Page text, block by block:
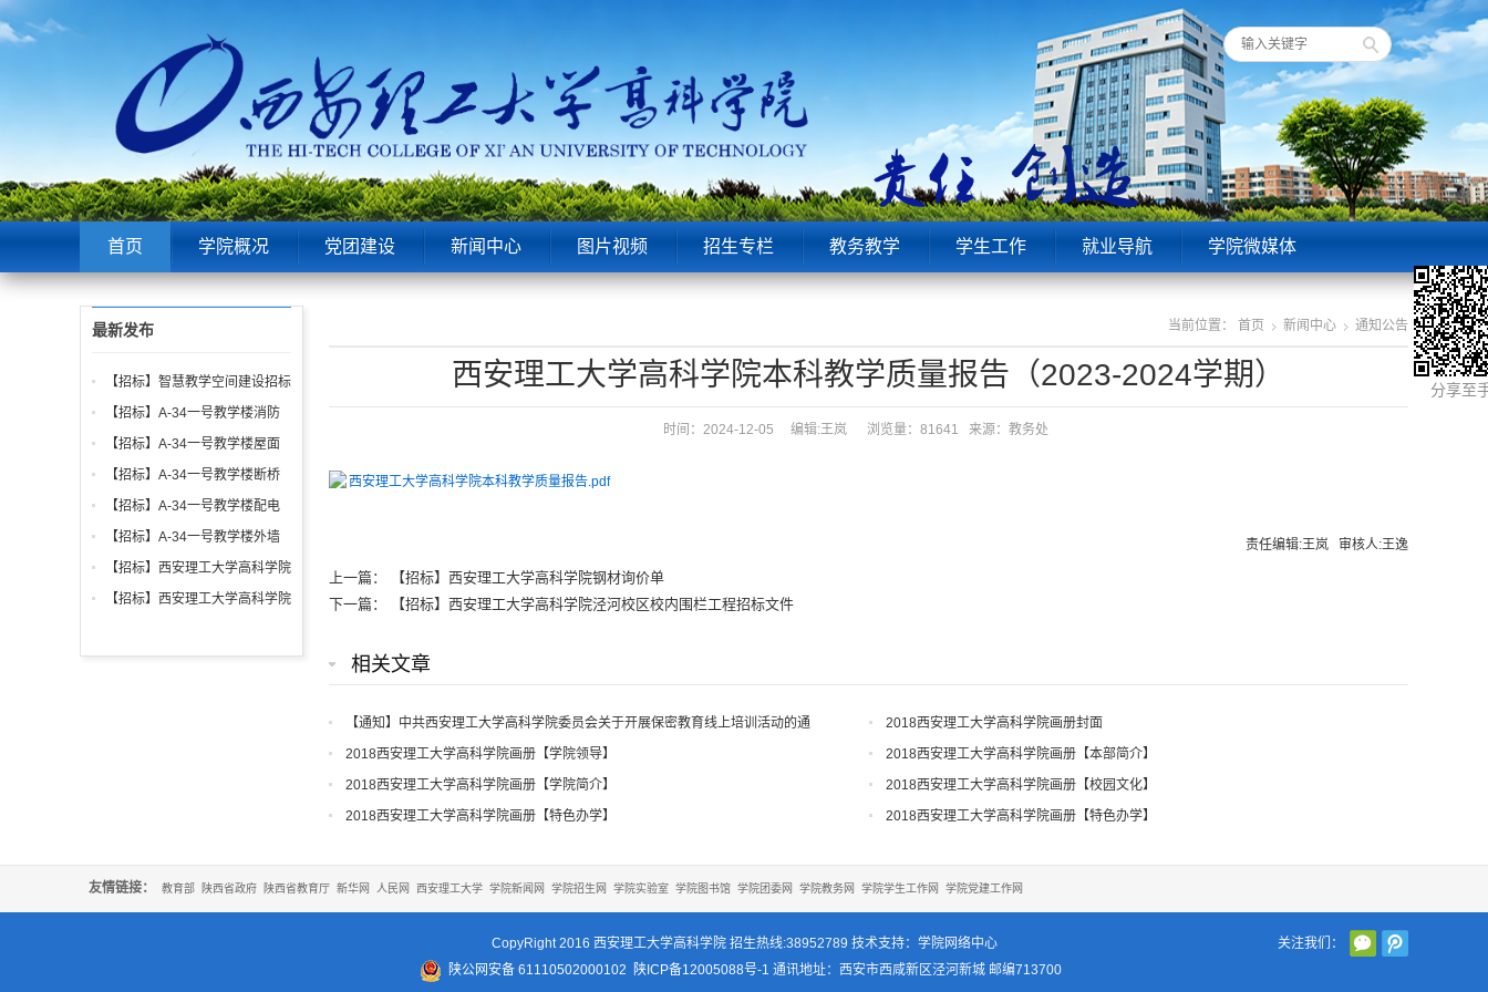
首页 学院概况 党团建设 新闻中心 图片视频 招生专栏 教务教学 学生工作 就业导航 学院微媒体
当前位置： 首页 新闻中心 通知公告
分享至
西安理工大学高科学院本科教学质量报告（2023-2024学期）
时间：2024-12-05 编辑:王岚 浏览量：81641 来源：教务处
西安理工大学高科学院本科教学质量报告.pdf
责任编辑:王岚 审核人:王逸
上一篇：
【招标】西安理工大学高科学院钢材询价单
下一篇：
【招标】西安理工大学高科学院泾河校区校内围栏工程招标文件
相关文章
【通知】中共西安理工大学高科学院委员会关于开展保密教育线上培训活动的通
知
2018西安理工大学高科学院画册封面
2018西安理工大学高科学院画册【学院领导】
2018西安理工大学高科学院画册【本部简介】
2018西安理工大学高科学院画册【学院简介】
2018西安理工大学高科学院画册【校园文化】
2018西安理工大学高科学院画册【特色办学】
2018西安理工大学高科学院画册【特色办学】
最新发布
【招标】智慧教学空间建设招标
公告
【招标】A-34一号教学楼消防
给水、电气、通风系统与防火门
调试工程招标公告
【招标】A-34一号教学楼屋面
找坡层及保温层工程招标公告
【招标】A-34一号教学楼断桥
铝合金窗深化设计、制作安装招
标公告
【招标】A-34一号教学楼配电
箱、柜采购招标文件
【招标】A-34一号教学楼外墙
保温及饰面工程招标公告
【招标】西安理工大学高科学院
2026年新生床上用品招标公告
【招标】西安理工大学高科学院
友情链接： 教育部 陕西省政府 陕西省教育厅 新华网 人民网 西安理工大学 学院新闻网 学院招生网 学院实验室 学院图书馆 学院团委网 学院教务网 学院学生工作网 学院党建工作网
关注我们：
CopyRight 2016 西安理工大学高科学院 招生热线:38952789 技术支持：学院网络中心
陕公网安备 61110502000102
陕ICP备12005088号-1 通讯地址：西安市西咸新区泾河新城 邮编713700